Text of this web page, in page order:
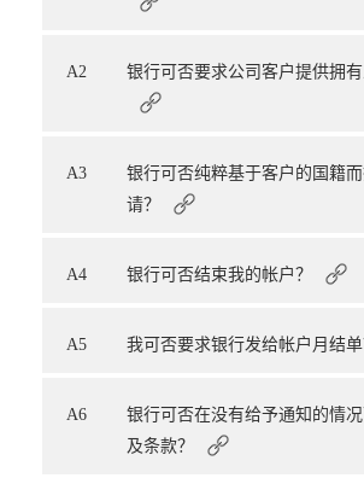
A2 银行可否要求公司客户提供拥有
A3
银行可否纯粹基于客户的国籍
请？
A4 银行可否结束我的帐户？
A5 我可否要求银行发给帐户月结单
A6
银行可否在没有给予通知的情况
及条款？